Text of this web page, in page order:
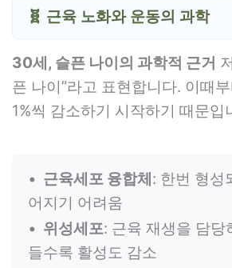
🧬 근육 노화와 운동의 과학
30세, 슬픈 나이의 과학적 근거
픈 나이”라고 표현합니다. 이때
1%씩 감소하기 시작하기 때문입
근육세포 융합체 : 한번 형성
어지기 어려움
위성세포: 근육 재생을 담당
들수록 활성도 감소